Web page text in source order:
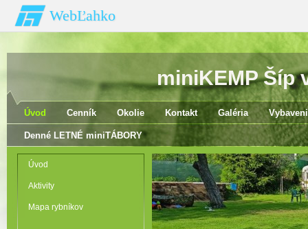
WebĽahko
miniKEMP Šíp
Úvod Cenník Okolie Kontakt Galéria
Denné LETNÉ miniTÁBORY
Úvod
Aktivity
Mapa rybníkov